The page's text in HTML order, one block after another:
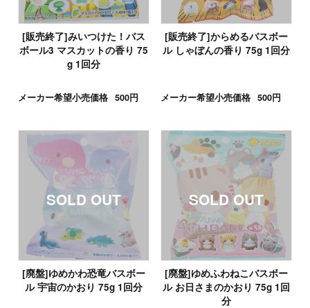
[販売終了]みいつけた！バス
ボール3 マスカットの香り 75
g 1回分
メーカー希望小売価格 500円
[販売終了]からめるバスボー
ル しゃぼんの香り 75g 1回分
メーカー希望小売価格 500円
[廃盤]ゆめかわ恐竜バスボー
ル 宇宙のかおり 75g 1回分
[廃盤]ゆめふわねこバスボー
ル お日さまのかおり 75g 1回
分